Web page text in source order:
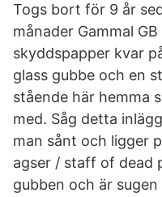
Togs bort för 9 år
månader Gammal
skyddspapper kvar
glass gubbe och en
stående här hemma
med. Såg detta
man sånt och ligger
agser / staff of dead
gubben och är